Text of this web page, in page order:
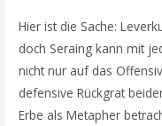
Hier ist die Sache:
doch Seraing kann mit
nicht nur auf das
defensive Rückgrat
Erbe als Metapher